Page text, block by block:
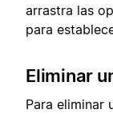
arrastra las
para
Eliminar
Para eliminar